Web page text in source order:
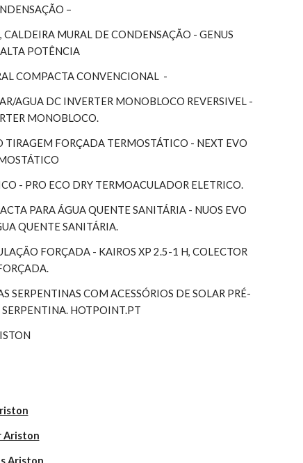
–
MURAL DE CONDENSAÇÃO - GENUS
POTÊNCIA
COMPACTA CONVENCIONAL  -
AGUA DC INVERTER MONOBLOCO REVERSIVEL -
MONOBLOCO.
TIRAGEM FORÇADA TERMOSTÁTICO - NEXT EVO
- PRO ECO DRY TERMOACULADOR ELETRICO.
PARA ÁGUA QUENTE SANITÁRIA - NUOS EVO
QUENTE SANITÁRIA.
FORÇADA - KAIROS XP 2.5-1 H, COLECTOR
COM ACESSÓRIOS DE SOLAR PRÉ-
HOTPOINT.PT
Ariston
Ariston